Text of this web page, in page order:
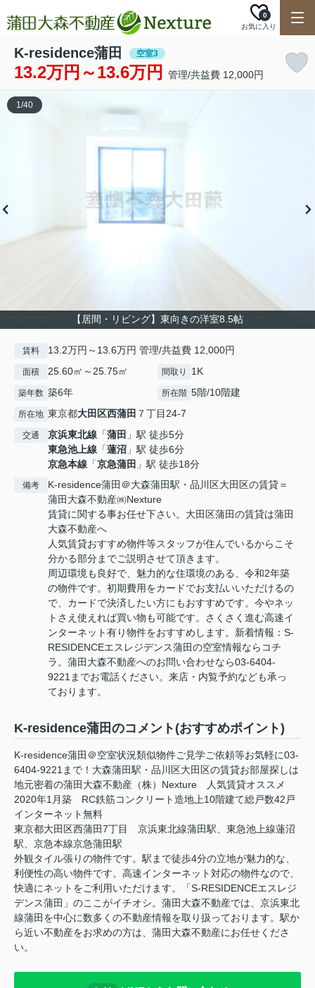
お気に入り
0
K-residence蒲田 空室3
13.2万円～13.6万円 管理/共益費 12,000円
【居間・リビング】東向きの洋室8.5帖
1/40
賃料 13.2万円～13.6万円 管理/共益費 12,000円
面積 25.60㎡～25.75㎡ 間取り 1K
築年数 築6年 所在階 5階/10階建
所在地 東京都大田区西蒲田 ７丁目24-7
交通 京浜東北線 「蒲田 」駅 徒歩5分
東急池上線 「蓮沼 」駅 徒歩6分
京急本線 「京急蒲田 」駅 徒歩18分
備考
K-residence蒲田＠大森蒲田駅・品川区大田区の賃貸＝
蒲田大森不動産㈱Nexture
賃貸に関する事お任せ下さい。大田区蒲田の賃貸は蒲田
大森不動産へ
人気賃貸おすすめ物件等スタッフが住んでいるからこそ
分かる部分までご説明させて頂きます。
周辺環境も良好で、魅力的な住環境のある、令和2年築
の物件です。初期費用をカードでお支払いいただけるの
で、カードで決済したい方にもおすすめです。今やネッ
トさえ使えれば買い物も可能です。さくさく進む高速イ
ンターネット有り物件をおすすめします。新着情報：S-
RESIDENCEエスレジデンス蒲田の空室情報ならコチ
ラ。蒲田大森不動産へのお問い合わせなら03-6404-
9221までお電話ください。来店・内覧予約なども承っ
ております。
K-residence蒲田のコメント(おすすめポイント)
K-residence蒲田＠空室状況類似物件ご見学ご依頼等お気軽に03-
6404-9221まで！大森蒲田駅・品川区大田区の賃貸お部屋探しは
地元密着の蒲田大森不動産（株）Nexture 人気賃貸オススメ
2020年1月築 RC鉄筋コンクリート造地上10階建て総戸数42戸
インターネット無料
東京都大田区西蒲田7丁目 京浜東北線蒲田駅、東急池上線蓮沼
駅、京急本線京急蒲田駅
外観タイル張りの物件です。駅まで徒歩4分の立地が魅力的な、
利便性の高い物件です。高速インターネット対応の物件なので、
快適にネットをご利用いただけます。「S-RESIDENCEエスレジ
デンス蒲田」のここがイチオシ。蒲田大森不動産では、京浜東北
線蒲田を中心に数多くの不動産情報を取り扱っております。駅か
ら近い不動産をお求めの方は、蒲田大森不動産にお任せくださ
い。